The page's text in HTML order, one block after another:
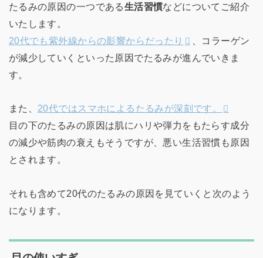
たるみの原因の一つである生活習慣などについてご紹介
いたします。
20代でも紫外線からの影響からだったり
、コラーゲン
が減少していくといった原因でたるみが進んでいきま
す。
また、 20代ではスマホによるたるみが深刻です。
目の下のたるみの原因は肌にハリや弾力をもたらす成分
の減少や筋肉の衰えもそうですが、悪い生活習慣も原因
とされます。
それも含めて20代のたるみの原因を見ていくと次のよう
になります。